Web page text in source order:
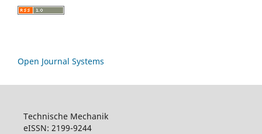
Open Journal Systems
Technische Mechanik
eISSN: 2199-9244